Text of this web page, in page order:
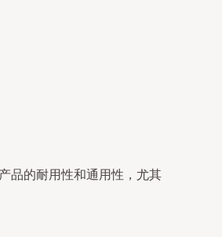
品的耐用性和通用性，尤其